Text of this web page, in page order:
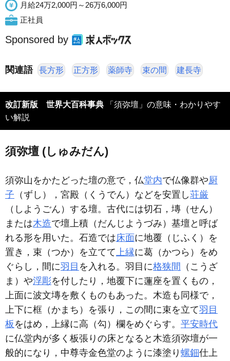
月給24万2,000円～26万6,000円
正社員
Sponsored by
関連語 長方形 正方形 薬師寺 束の間 建長寺
改訂新版 世界大百科事典 「須弥壇」の意味・わかりやす
い解説
須弥壇 (しゅみだん)
須弥山をかたどった壇の意で，仏堂内で仏像群や厨
子 （ずし），宮殿（くうでん）などを安置し荘厳
（しようごん）する壇。古代には切石，塼（せん）
または木造で壇上積（だんじようづみ）基壇と呼ば
れる形を用いた。石造では床面に地覆（じふく）を
置き，束（つか）を立てて 上縁に葛（かつら）をめ
ぐらし，間に羽目 を入れる。羽目に格狭間 （こうざ
ま）や浮彫を付したり，地覆下に蓮座を置くもの，
上面に波文塼を敷くものもあった。木造も同様で，
上下に框（かまち）を張り，この間に束を立て羽目
板 をはめ，上縁に高（勾）欄をめぐらす。 平安時代
に仏堂内が多く板張りの床となると木造須弥壇が一
般的になり，中尊寺金色堂のように漆塗り 螺鈿仕上